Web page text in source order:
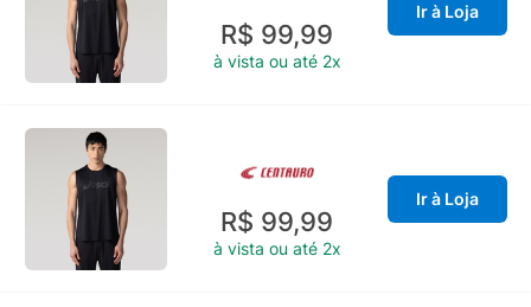
R$ 99,99
à vista ou até 2x
Ir à Loja
R$ 99,99
à vista ou até 2x
Ir à Loja